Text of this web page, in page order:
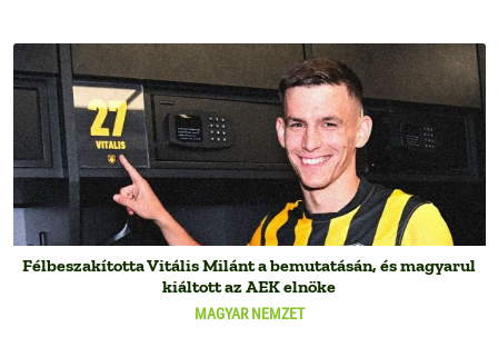
MAGYAR NEMZET
Félbeszakította Vitális Milánt a bemutatásán, és magyarul
kiáltott az AEK elnöke